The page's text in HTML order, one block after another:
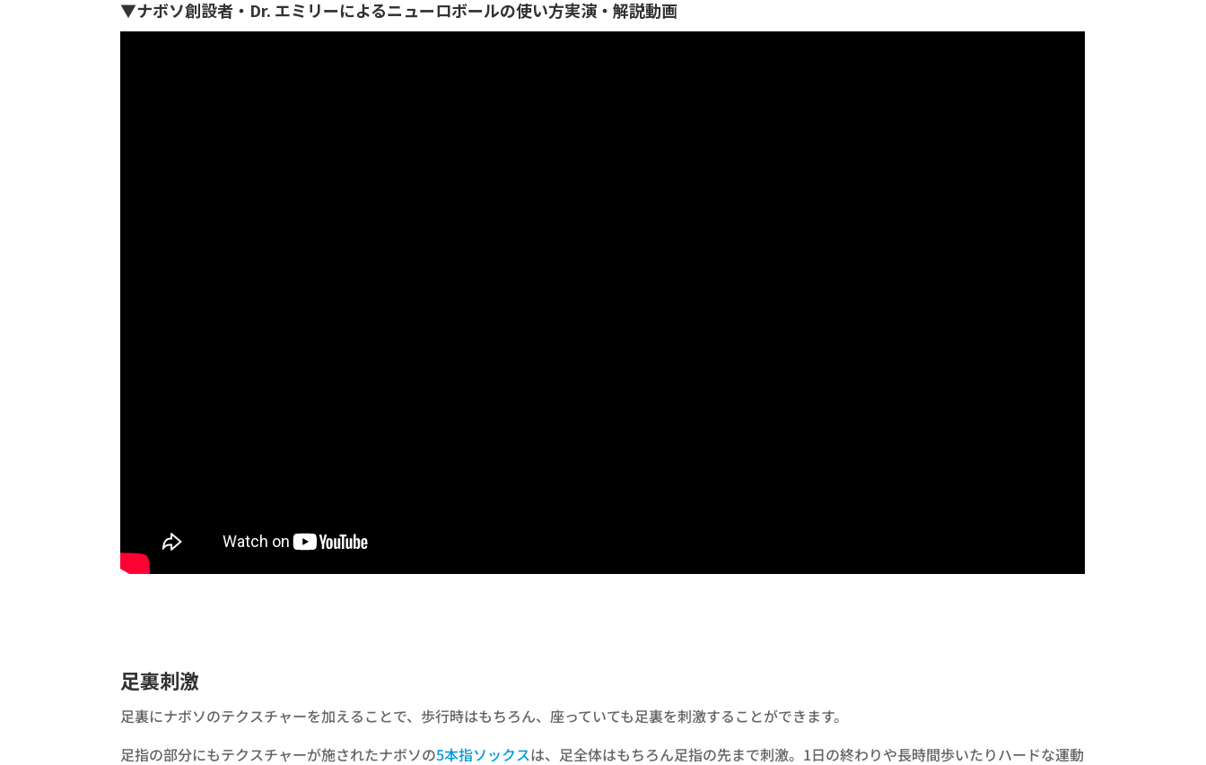
▼ナボソ創設者・Dr. エミリーによるニューロボールの使い方実演・解説動画
足裏刺激
足裏にナボソのテクスチャーを加えることで、歩行時はもちろん、座っていても足裏を刺激することができます。
足指の部分にもテクスチャーが施されたナボソの5本指ソックスは、足全体はもちろん足指の先まで刺激。1日の終わりや長時間歩いたりハードな運動